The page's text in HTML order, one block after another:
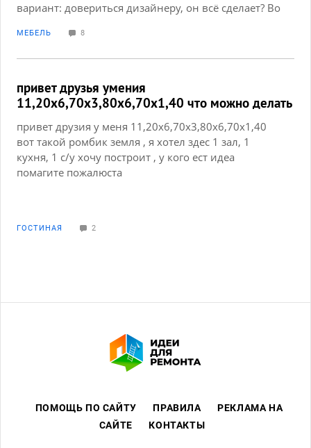
вариант: довериться дизайнеру, он всё сделает? Во
прихожую и ванную - как ванная во вложении.
барокко. Хотелось бы, чтобы человек входил в нее
как в ЗАГС, но в остальном пусть будет
МЕБЕЛЬ 8
привет друзья умения
11,20х6,70х3,80х6,70х1,40 что можно делать
привет друзия у меня 11,20х6,70х3,80х6,70х1,40
вот такой ромбик земля , я хотел здес 1 зал, 1
кухня, 1 с/у хочу построит , у кого ест идеа
помагите пожалюста
ГОСТИНАЯ 2
ПОМОЩЬ ПО САЙТУ ПРАВИЛА
РЕКЛАМА НА
САЙТЕ
КОНТАКТЫ